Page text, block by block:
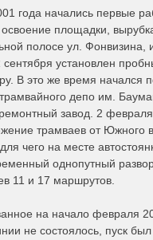
года начались первые
площадки,
полосе ул. Фонвизина,
установлен
В это же время начался
депо им.
завод. 2
трамваев от Южного
чего на месте
однопутный
11 и 17 маршрутов.
на начало февраля
не состоялось, пуск